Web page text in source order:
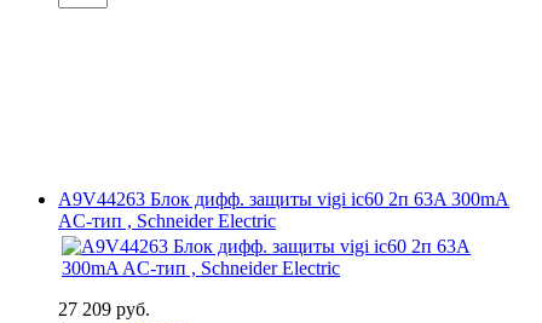
A9V44263 Блок дифф. защиты vigi ic60 2п 63A 300mA
AC-тип , Schneider Electric
27 209 руб.